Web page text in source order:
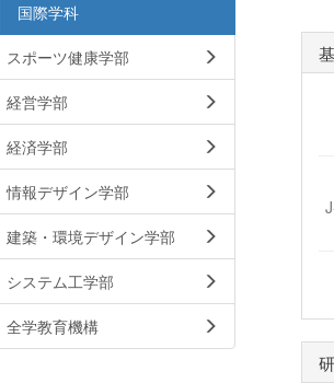
国際学科
スポーツ健康学部
経営学部
経済学部
情報デザイン学部
建築・環境デザイン学部
システム工学部
全学教育機構